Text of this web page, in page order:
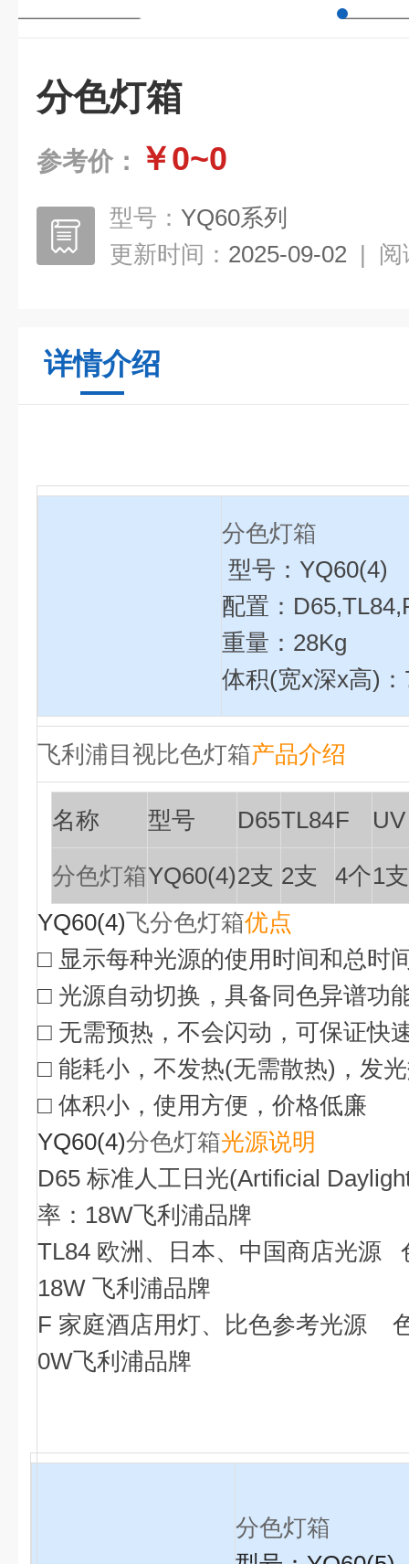
分色灯箱
参考价： ￥0~0
型号： YQ60系列
更新时间： 2025-09-02 | 阅
详情介绍
分色灯箱
型号：YQ60(4)
配置：
重量：28Kg
体积(宽x深x高)
飞利浦目视比色灯箱产品介绍
名称 型号 D65TL84F UV
分色灯箱YQ60(4)2支 2支 4个1支
YQ60(4)飞分色灯箱优点
□ 显示每种光源的使用时间和总时
□ 光源自动切换，具备同色异谱功
□ 无需预热，不会闪动，可保证快
□ 能耗小，不发热(无需散热)，发
□ 体积小，使用方便，价格低廉
YQ60(4)分色灯箱光源说明
D65 标准人工日光(Artificial
率：18W飞利浦品牌
TL84 欧洲、日本、中国商店光源
18W 飞利浦品牌
F 家庭酒店用灯、比色参考光源
0W飞利浦品牌
分色灯箱